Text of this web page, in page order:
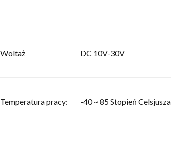
Woltaż DC 10V-30V
Temperatura pracy: -40 ~ 85 Stopień Celsjusza